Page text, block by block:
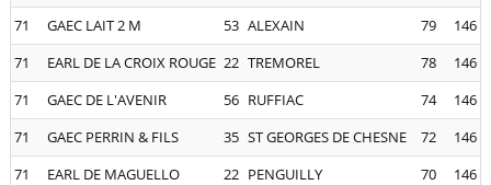
71 GAEC LAIT 2 M 53 ALEXAIN 79
146
71
EARL DE LA CROIX ROUGE 22 TREMOREL 78
146
71
GAEC DE L'AVENIR 56 RUFFIAC 74
146
71
GAEC PERRIN & FILS 35 ST GEORGES DE CHESNE 72
146
71
EARL DE MAGUELLO 22 PENGUILLY 70
146